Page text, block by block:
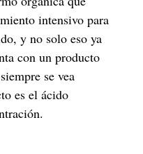
intensivo para
y no solo eso ya
con un producto
se vea
es el ácido